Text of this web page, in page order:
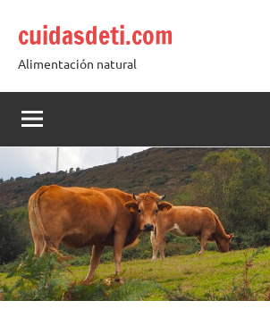
contenido
cuidasdeti.com
Alimentación natural